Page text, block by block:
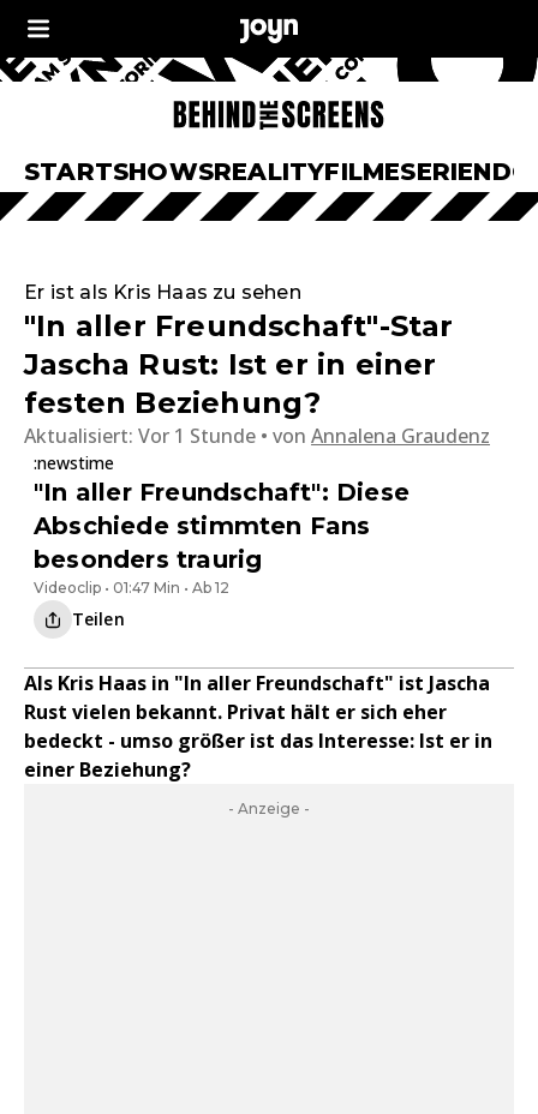
STARTSHOWSREALITYFILMESERIEN
Er ist als Kris Haas zu sehen
"In aller Freundschaft"-Star
Jascha Rust: Ist er in einer
festen Beziehung?
Aktualisiert: Vor 1 Stunde von Annalena Graudenz
:newstime
"In aller Freundschaft": Diese
Abschiede stimmten Fans
besonders traurig
Videoclip • 01:47 Min • Ab 12
Teilen
Als Kris Haas in "In aller Freundschaft" ist Jascha
Rust vielen bekannt. Privat hält er sich eher
bedeckt - umso größer ist das Interesse: Ist er in
einer Beziehung?
- Anzeige -